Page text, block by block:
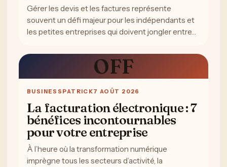
Gérer les devis et les factures représente
souvent un défi majeur pour les indépendants et
les petites entreprises qui doivent jongler entre…
OFF
BUSINESS PATRICK7 AOÛT 2026
La facturation électronique : 7
bénéfices incontournables
pour votre entreprise
À l’heure où la transformation numérique
imprègne tous les secteurs d’activité, la